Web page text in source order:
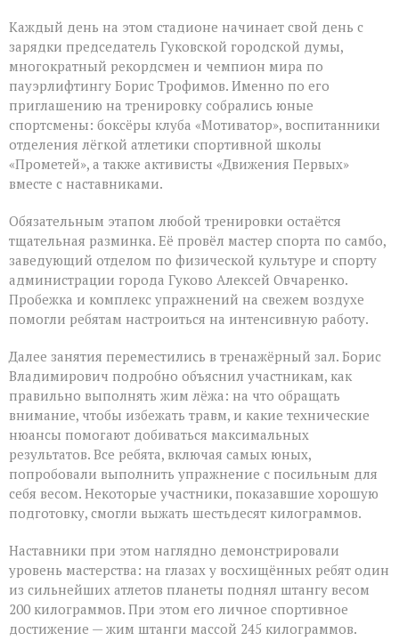
чемпионами
Каждый день на этом стадионе начинает свой день с
зарядки председатель Гуковской городской думы,
многократный рекордсмен и чемпион мира по
пауэрлифтингу Борис Трофимов. Именно по его
приглашению на тренировку собрались юные
спортсмены: боксёры клуба «Мотиватор», воспитанники
отделения лёгкой атлетики спортивной школы
«Прометей», а также активисты «Движения Первых»
вместе с наставниками.
Обязательным этапом любой тренировки остаётся
тщательная разминка. Её провёл мастер спорта по самбо,
заведующий отделом по физической культуре и спорту
администрации города Гуково Алексей Овчаренко.
Пробежка и комплекс упражнений на свежем воздухе
помогли ребятам настроиться на интенсивную работу.
Далее занятия переместились в тренажёрный зал. Борис
Владимирович подробно объяснил участникам, как
правильно выполнять жим лёжа: на что обращать
внимание, чтобы избежать травм, и какие технические
нюансы помогают добиваться максимальных
результатов. Все ребята, включая самых юных,
попробовали выполнить упражнение с посильным для
себя весом. Некоторые участники, показавшие хорошую
подготовку, смогли выжать шестьдесят килограммов.
Наставники при этом наглядно демонстрировали
уровень мастерства: на глазах у восхищённых ребят один
из сильнейших атлетов планеты поднял штангу весом
200 килограммов. При этом его личное спортивное
достижение — жим штанги массой 245 килограммов.